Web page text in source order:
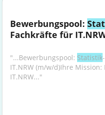
Bewerbungspool:
Fachkräfte für
"...Bewerbungspool: Statistik
IT.NRW (m/w/d)Ihre
IT.NRW..."